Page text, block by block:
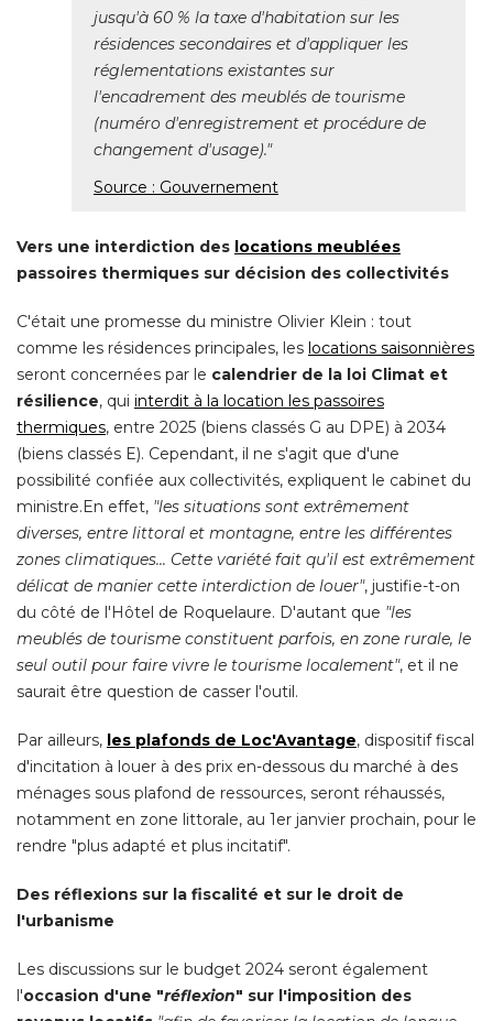
jusqu'à 60 % la taxe d'habitation sur les
résidences secondaires et d'appliquer les
réglementations existantes sur
l'encadrement des meublés de tourisme
(numéro d'enregistrement et procédure de
changement d'usage)."
Source : Gouvernement
Vers une interdiction des locations meublées
passoires thermiques sur décision des collectivités
C'était une promesse du ministre Olivier Klein : tout
comme les résidences principales, les locations saisonnières
seront concernées par le calendrier de la loi Climat et
résilience, qui interdit à la location les passoires
thermiques, entre 2025 (biens classés G au DPE) à 2034
(biens classés E). Cependant, il ne s'agit que d'une
possibilité confiée aux collectivités, expliquent le cabinet du
ministre.En effet, "les situations sont extrêmement
diverses, entre littoral et montagne, entre les différentes
zones climatiques... Cette variété fait qu'il est extrêmement
délicat de manier cette interdiction de louer", justifie-t-on
du côté de l'Hôtel de Roquelaure. D'autant que "les
meublés de tourisme constituent parfois, en zone rurale, le
seul outil pour faire vivre le tourisme localement", et il ne
saurait être question de casser l'outil.
Par ailleurs, les plafonds de Loc'Avantage, dispositif fiscal
d'incitation à louer à des prix en-dessous du marché à des
ménages sous plafond de ressources, seront réhaussés,
notamment en zone littorale, au 1er janvier prochain, pour le
rendre "plus adapté et plus incitatif".
Des réflexions sur la fiscalité et sur le droit de
l'urbanisme
Les discussions sur le budget 2024 seront également
l'occasion d'une "réflexion" sur l'imposition des